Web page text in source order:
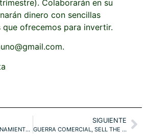
Colaborarán en su
dinero con sencillas
ofrecemos para invertir.
ASIMETRÍAS, POSICIONAMIENTO y OPORTUNIDADES. ESTRATEGIAS
SIGUIENTE
GUERRA COMERCIAL, SELL THE NEWS?. SP500, NAZ, SHANGAI. ESTRATEGIAS